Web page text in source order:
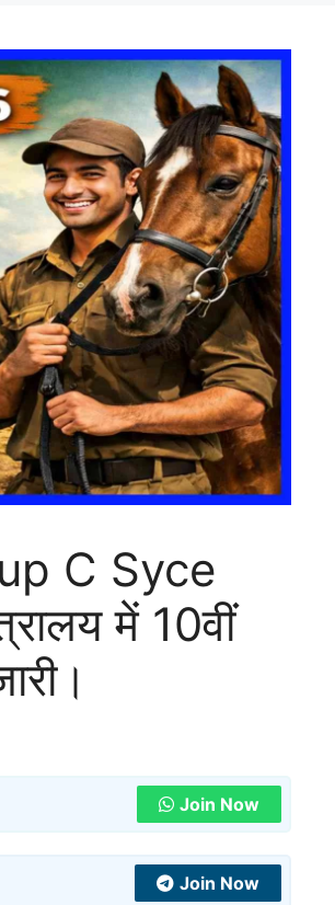
C Syce
में 10वीं
Join Now
Join Now